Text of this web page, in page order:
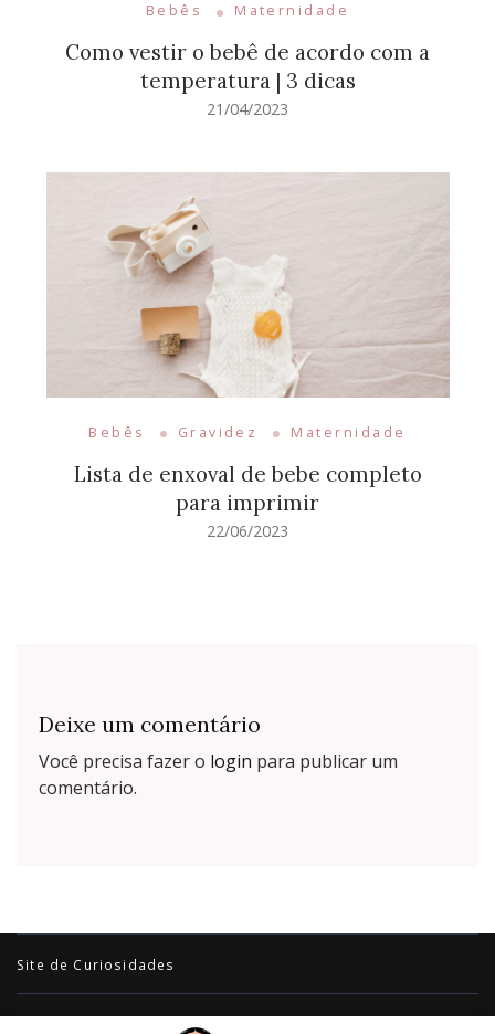
Bebês Maternidade
Como vestir o bebê de acordo com a
temperatura | 3 dicas
21/04/2023
Bebês Gravidez Maternidade
Lista de enxoval de bebe completo
para imprimir
22/06/2023
Deixe um comentário
Você precisa fazer o login para publicar um
comentário.
Site de Curiosidades
. All Rights Reserved.